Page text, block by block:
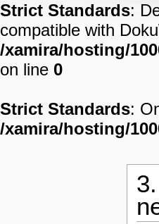
Strict Standards:
compatible with
/xamira/hosting/
on line 0
Strict Standards:
/xamira/hosting/